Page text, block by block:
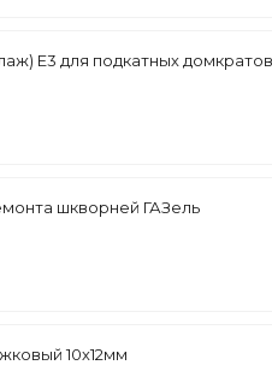
E3 для подкатных домкратов
шкворней ГАЗель
10х12мм